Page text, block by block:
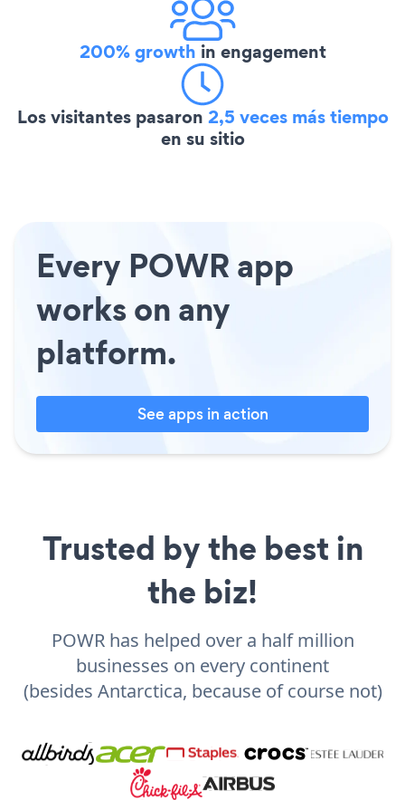
200% growth in engagement
Los visitantes pasaron 2,5 veces más tiempo
en su sitio
Every POWR app
works on any
platform.
See apps in action
Trusted by the best in
the biz!
POWR has helped over a half million
businesses on every continent
(besides Antarctica, because of course not)